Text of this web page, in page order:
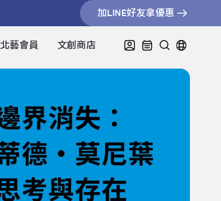
加LINE好友拿優惠
北藝會員 文創商店